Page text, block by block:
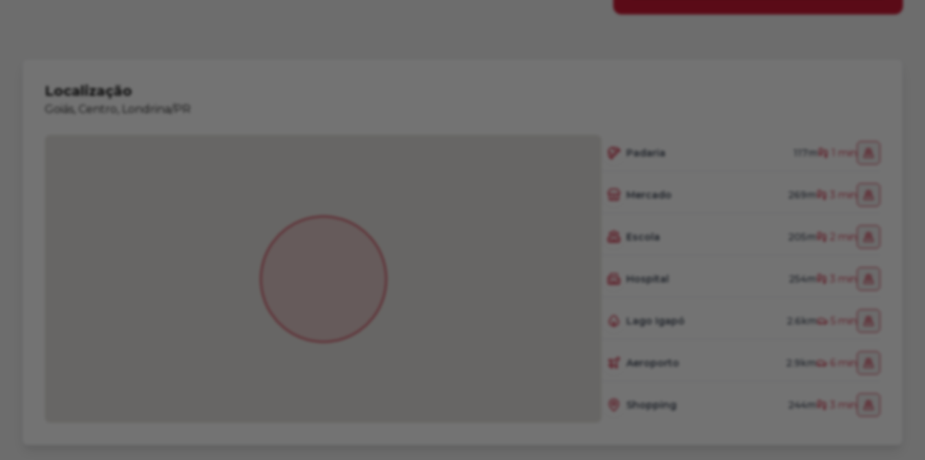
Localização
Goiás, Centro, Londrina/PR
Padaria 117m 1 min
Mercado 269m 3 min
Escola 205m 2 min
Hospital 254m 3 min
Lago Igapó 2.6km 5 min
Aeroporto 2.9km 6 min
Shopping 244m 3 min